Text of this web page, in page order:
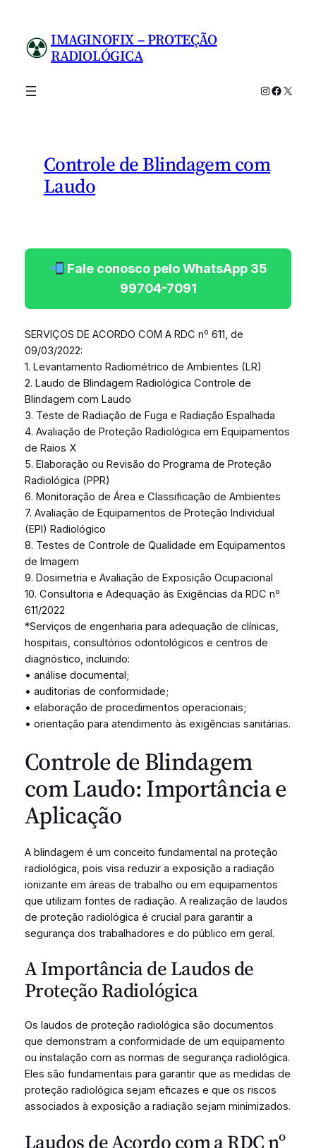
conteúdo
IMAGINOFIX – PROTEÇÃO
RADIOLÓGICA
Instagram
X
Controle de Blindagem com
Laudo
Fale conosco pelo WhatsApp 35
99704-7091
SERVIÇOS DE ACORDO COM A RDC nº 611, de
09/03/2022:
1. Levantamento Radiométrico de Ambientes (LR)
2. Laudo de Blindagem Radiológica Controle de
Blindagem com Laudo
3. Teste de Radiação de Fuga e Radiação Espalhada
4. Avaliação de Proteção Radiológica em Equipamentos
de Raios X
5. Elaboração ou Revisão do Programa de Proteção
Radiológica (PPR)
6. Monitoração de Área e Classificação de Ambientes
7. Avaliação de Equipamentos de Proteção Individual
(EPI) Radiológico
8. Testes de Controle de Qualidade em Equipamentos
de Imagem
9. Dosimetria e Avaliação de Exposição Ocupacional
10. Consultoria e Adequação às Exigências da RDC nº
611/2022
*Serviços de engenharia para adequação de clínicas,
hospitais, consultórios odontológicos e centros de
diagnóstico, incluindo:
• análise documental;
• auditorias de conformidade;
• elaboração de procedimentos operacionais;
• orientação para atendimento às exigências sanitárias.
Controle de Blindagem
com Laudo: Importância e
Aplicação
A blindagem é um conceito fundamental na proteção
radiológica, pois visa reduzir a exposição a radiação
ionizante em áreas de trabalho ou em equipamentos
que utilizam fontes de radiação. A realização de laudos
de proteção radiológica é crucial para garantir a
segurança dos trabalhadores e do público em geral.
A Importância de Laudos de
Proteção Radiológica
Os laudos de proteção radiológica são documentos
que demonstram a conformidade de um equipamento
ou instalação com as normas de segurança radiológica.
Eles são fundamentais para garantir que as medidas de
proteção radiológica sejam eficazes e que os riscos
associados à exposição a radiação sejam minimizados.
Laudos de Acordo com a RDC nº